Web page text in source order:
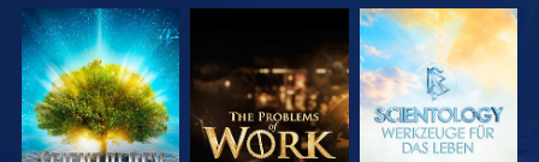
SERIE
ENTDECKEN
SERIE
ENTDECKEN
SERIE
ENTDECKEN